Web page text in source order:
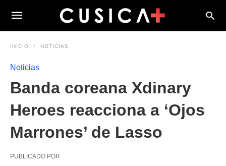
INICIO NOTICIAS
Noticias
Banda coreana Xdinary
Heroes reacciona a ‘Ojos
Marrones’ de Lasso
PUBLICADO POR